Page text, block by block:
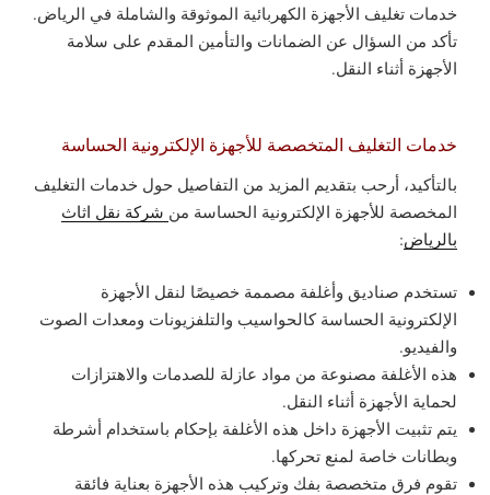
خدمات تغليف الأجهزة الكهربائية الموثوقة والشاملة في الرياض.
تأكد من السؤال عن الضمانات والتأمين المقدم على سلامة
الأجهزة أثناء النقل.
خدمات التغليف المتخصصة للأجهزة الإلكترونية الحساسة
بالتأكيد، أرحب بتقديم المزيد من التفاصيل حول خدمات التغليف
المخصصة للأجهزة الإلكترونية الحساسة من شركة نقل اثاث
بالرياض:
تستخدم صناديق وأغلفة مصممة خصيصًا لنقل الأجهزة
الإلكترونية الحساسة كالحواسيب والتلفزيونات ومعدات الصوت
والفيديو.
هذه الأغلفة مصنوعة من مواد عازلة للصدمات والاهتزازات
لحماية الأجهزة أثناء النقل.
يتم تثبيت الأجهزة داخل هذه الأغلفة بإحكام باستخدام أشرطة
وبطانات خاصة لمنع تحركها.
تقوم فرق متخصصة بفك وتركيب هذه الأجهزة بعناية فائقة